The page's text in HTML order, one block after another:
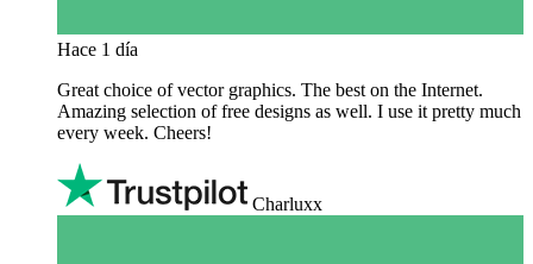
Hace 1 día
Great choice of vector graphics. The best on the Internet.
Amazing selection of free designs as well. I use it pretty much
every week. Cheers!
Charluxx